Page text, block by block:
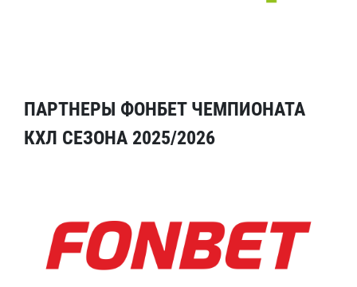
ПАРТНЕРЫ ФОНБЕТ ЧЕМПИОНАТА
КХЛ СЕЗОНА 2025/2026